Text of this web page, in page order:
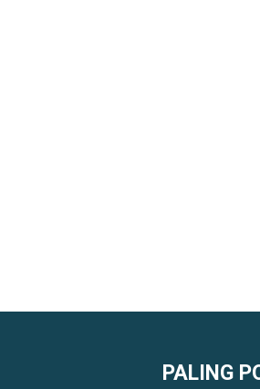
PALING